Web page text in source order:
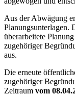
Aus der Abwägung
Planungsunterlagen.
überarbeitete
zugehöriger
aus.
Die erneute
zugehöriger
Zeitraum vom